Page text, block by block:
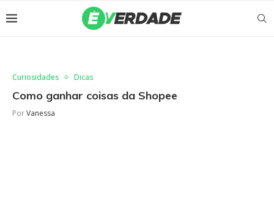
Curiosidades Dicas
Como ganhar coisas da Shopee
PorVanessa